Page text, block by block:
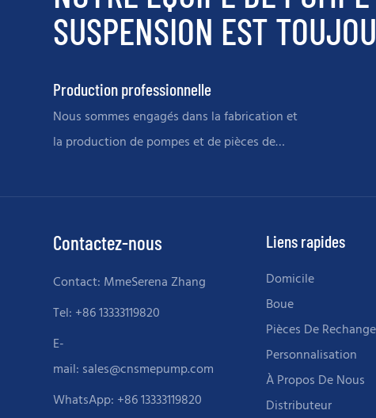
SUSPENSION EST
Production professionnelle
Nous sommes engagés dans la fabrication et
la production de pompes et de pièces de
Contactez-nous
Contact: MmeSerena Zhang
Tel: +86 13333119820
E-
mail: sales@cnsmepump.com
WhatsApp: +86 13333119820
Liens rapides
Domicile
Boue
Pièces De Rechange
Personnalisation
À Propos De Nous
Distributeur